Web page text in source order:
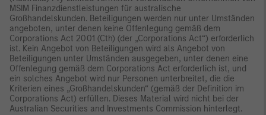
MSIM Finanzdienstleistungen für australische
Großhandelskunden. Beteiligungen werden nur unter Umständen
angeboten, unter denen keine Offenlegung gemäß dem
Corporations Act 2001 (Cth) (der „Corporations Act“) erforderlich
ist. Kein Angebot von Beteiligungen wird als Angebot von
Beteiligungen unter Umständen ausgegeben, unter denen eine
Offenlegung gemäß dem Corporations Act erforderlich ist, und
ein solches Angebot wird nur Personen unterbreitet, die die
Kriterien eines „Großhandelskunden“ (gemäß der Definition im
Corporations Act) erfüllen. Dieses Material wird nicht bei der
Australian Securities and Investments Commission hinterlegt.